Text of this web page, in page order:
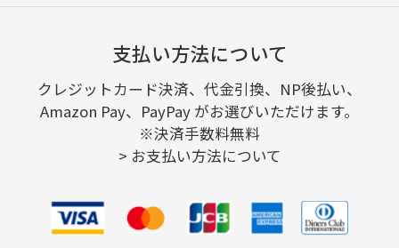
支払い方法について
クレジットカード決済、代金引換、NP後払い、
Amazon Pay、PayPay がお選びいただけます。
※決済手数料無料
> お支払い方法について